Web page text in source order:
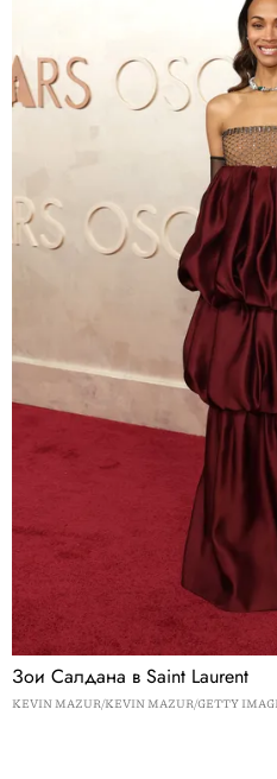
Зои Салдана в Saint Laurent
KEVIN MAZUR/KEVIN MAZUR/GETTY